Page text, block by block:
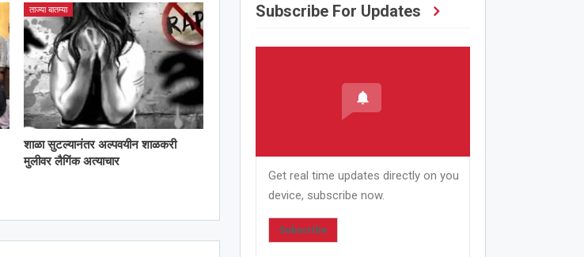
ताज्या बातम्या
शाळा सुटल्यानंतर अल्पवयीन शाळकरी
मुलीवर लैगिंक अत्याचार
Subscribe For Updates
Get real time updates directly on you
device, subscribe now.
Subscribe